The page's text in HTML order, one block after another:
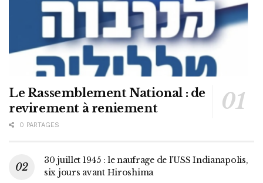
Le Rassemblement National : de
revirement à reniement
0 PARTAGES
30 juillet 1945 : le naufrage de l’USS Indianapolis,
six jours avant Hiroshima